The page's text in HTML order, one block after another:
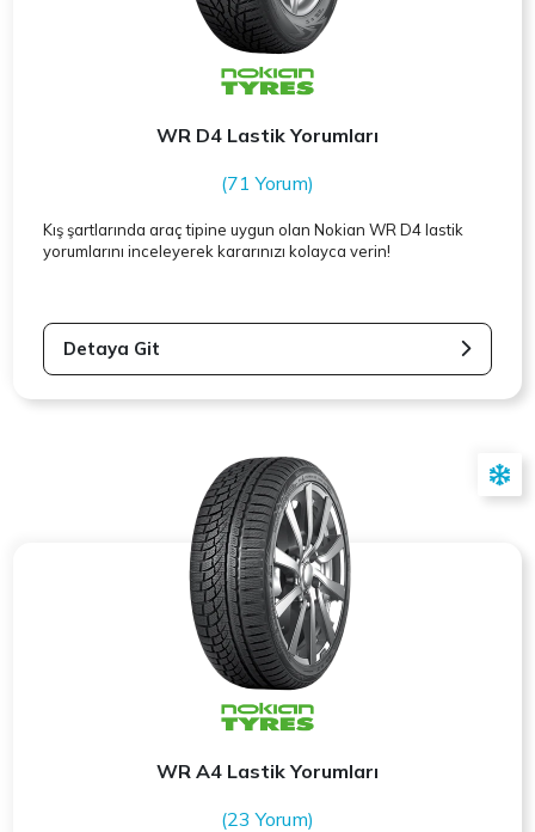
WR D4 Lastik Yorumları
(71 Yorum)
Kış şartlarında araç tipine uygun olanNokian WR D4 lastik
yorumlarını inceleyerek kararınızı kolayca verin!
Detaya Git
WR A4 Lastik Yorumları
(23 Yorum)